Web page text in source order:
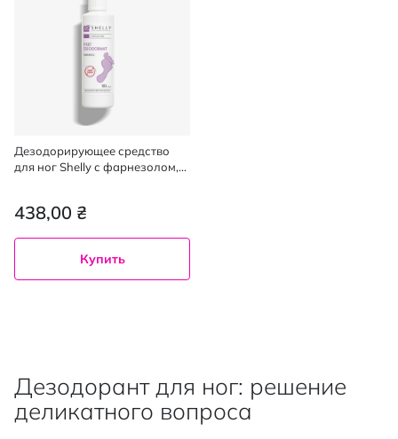
Дезодорирующее средство
для ног Shelly с фарнезолом,
438,00 ₴
Купить
Дезодорант для ног: решение
деликатного вопроса